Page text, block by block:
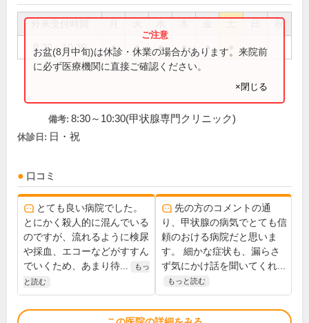
祝
8:30～10:30 ● ● ● ● ●
お盆(8月中旬)は休診・休業の場合があります。来院前
に必ず医療機関に直接ご確認ください。
×閉じる
備考: 8:30～10:30(甲状腺専門クリニック)
休診日: 日・祝
口コミ
とても良い病院でした。
とにかく殺人的に混んでいる
のですが、流れるように検尿
や採血、エコーなどがすすん
でいくため、あまり待...
もっ
と読む
先の方のコメントの通
り、甲状腺の病気でとても信
頼のおける病院だと思いま
す。 細かな症状も、漏らさ
ず気にかけ話を聞いてくれ...
もっと読む